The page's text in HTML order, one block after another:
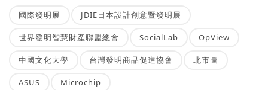
國際發明展 JDIE日本設計創意暨發明展
世界發明智慧財產聯盟總會 SocialLab OpView
中國文化大學 台灣發明商品促進協會 北市圖
ASUS Microchip